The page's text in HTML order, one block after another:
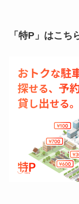
「特P」はこち